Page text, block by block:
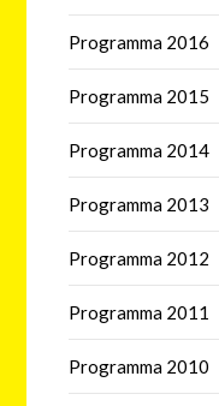
Programma 2016
Programma 2015
Programma 2014
Programma 2013
Programma 2012
Programma 2011
Programma 2010